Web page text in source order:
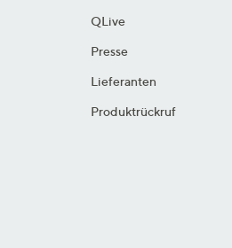
QLive
Presse
Lieferanten
Produktrückruf